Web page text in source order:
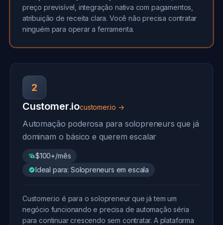
preço previsível, integração nativa com pagamentos,
atribuição de receita clara. Você não precisa contratar
ninguém para operar a ferramenta.
2
Customer.iocustomer.io →
Automação poderosa para solopreneurs que já
dominam o básico e querem escalar
$100+/mês
Ideal para: Solopreneurs em escala
Customer.io é para o solopreneur que já tem um
negócio funcionando e precisa de automação séria
para continuar crescendo sem contratar. A plataforma